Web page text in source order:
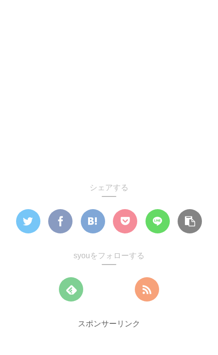
シェアする
syouをフォローする
スポンサーリンク